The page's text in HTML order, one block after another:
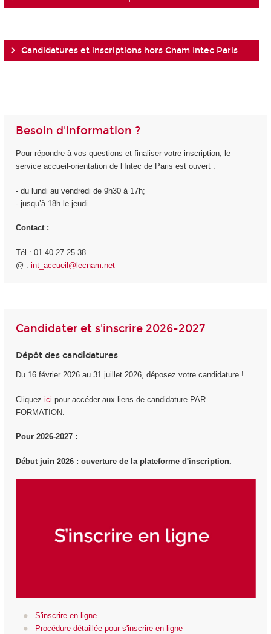
Candidatures et inscriptions hors Cnam Intec Paris
Besoin d'information ?
Pour répondre à vos questions et finaliser votre inscription, le
service accueil-orientation de l’Intec de Paris est ouvert :
- du lundi au vendredi de 9h30 à 17h;
- jusqu’à 18h le jeudi.
Contact :
Tél : 01 40 27 25 38
@ : int_accueil@lecnam.net
Candidater et s'inscrire 2026-2027
Dépôt des candidatures
Du 16 février 2026 au 31 juillet 2026, déposez votre candidature !
Cliquez ici pour accéder aux liens de candidature PAR
FORMATION.
Pour 2026-2027 :
Début juin 2026 : ouverture de la plateforme d'inscription.
S'inscrire en ligne
Procédure détaillée pour s'inscrire en ligne